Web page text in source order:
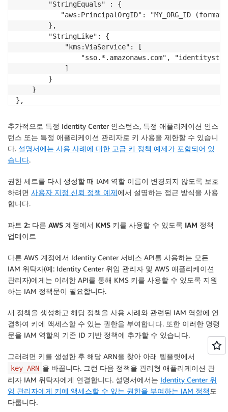
			"Principal": {
				"Service": [
					"sso.amazonaws.com",
					"identitystore.amazonaws.com"
			"Action": [
				"kms:Decrypt",
				"kms:ReEncryptTo",
			],
			"Resource": "*",
            "Condition": {
    	       "StringEquals": {
	           }
            }
		},
			"Sid": "Allow_IdentityCenter_and_IdentityStore_to_describe_the_KMS_key",
			"Effect": "Allow",
				"Service": [
					"sso.amazonaws.com",
					"identitystore.amazonaws.com"
				]
			"Action": [
				"kms:DescribeKey"
			],
		}
	]
}
        "StringEquals" : {
"aws:PrincipalOrgID": "MY_ORG_ID
        },
        "StringLike": {
            "kms:ViaService": [
"sso.*.amazonaws.com",
            ]
        }
    }
},
   "Sid": "Allow_managed_apps_to_use_the_KMS_Key",
   "Effect": "Allow",
   "Principal": "*",
   "Action": [
      "kms:Decrypt"
   "Resource": "*",
   "Condition": {
"Bool": { "aws:PrincipalIsAWSService": "true"
         "kms:ViaService": [
"sso.*.amazonaws.com",
      },
"StringEquals": { "aws:SourceOrgID":
   }
}
추가적으로 특정 Identity Center 인스턴스, 특정 애플리케이션 인스
턴스 또는 특정 애플리케이션 관리자로 키 사용을 제한할 수 있습니
다. 설명서에는 사용 사례에 대한 고급 키 정책 예제가 포함되어 있
습니다.
권한 세트를 다시 생성할 때 IAM 역할 이름이 변경되지 않도록 보호
하려면 사용자 지정 신뢰 정책 예제에서 설명하는 접근 방식을 사용
합니다.
파트 2: 다른 AWS 계정에서 KMS 키를 사용할 수 있도록 IAM 정책
업데이트
다른 AWS 계정에서 Identity Center 서비스 API를 사용하는 모든
IAM 위탁자(예: Identity Center 위임 관리자 및 AWS 애플리케이션
관리자)에게는 이러한 API를 통해 KMS 키를 사용할 수 있도록 지원
하는 IAM 정책문이 필요합니다.
새 정책을 생성하고 해당 정책을 사용 사례와 관련된 IAM 역할에 연
결하여 키에 액세스할 수 있는 권한을 부여합니다. 또한 이러한 명령
문을 IAM 역할의 기존 ID 기반 정책에 추가할 수 있습니다.
그러려면 키를 생성한 후 해당 ARN을 찾아 아래 템플릿에서
key_ARN 을 바꿉니다. 그런 다음 정책을 관리형 애플리케이션 관
리자 IAM 위탁자에게 연결합니다. 설명서에서는 Identity Center 위
임 관리자에게 키에 액세스할 수 있는 권한을 부여하는 IAM 정책 도
다룹니다.